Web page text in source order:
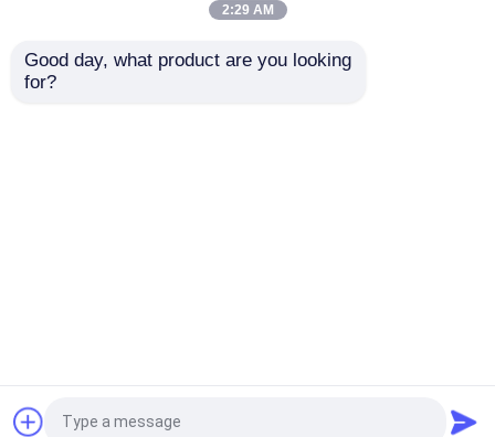
LifeP04 แบตเตอรี่ลิเธียม
แบตเตอรี่ลิเธียมไอออน
โป้แผ่นพลังแสงอาทิตย์
ชาร์จ สถานีพลังงานพก
แฟลชฟิช แอคอัพพิว
Yongsheng Technology Co.，Ltd.. All Rights
2:29 AM
Good day, what product are you looking
for?